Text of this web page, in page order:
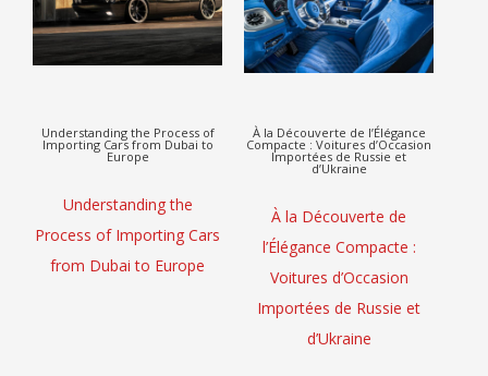
Understanding the Process of
Importing Cars from Dubai to
Europe
Understanding the
Process of Importing Cars
from Dubai to Europe
À la Découverte de l’Élégance
Compacte : Voitures d’Occasion
Importées de Russie et
d’Ukraine
À la Découverte de
l’Élégance Compacte :
Voitures d’Occasion
Importées de Russie et
d’Ukraine